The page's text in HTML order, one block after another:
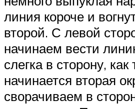
линия короче и
второй. С левой
начинаем вести
слегка в сторону, как
начинается вторая
сворачиваем в